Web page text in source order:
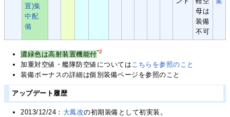
置)集
中配
備
母は
装備
不可
濃緑色は高射装置機能付*2
加重対空値・艦隊防空値については こちらを参照のこと
装備ボーナスの詳細は個別装備ページを参照のこと
アップデート履歴
2013/12/24： 大鳳改の初期装備として初実装。